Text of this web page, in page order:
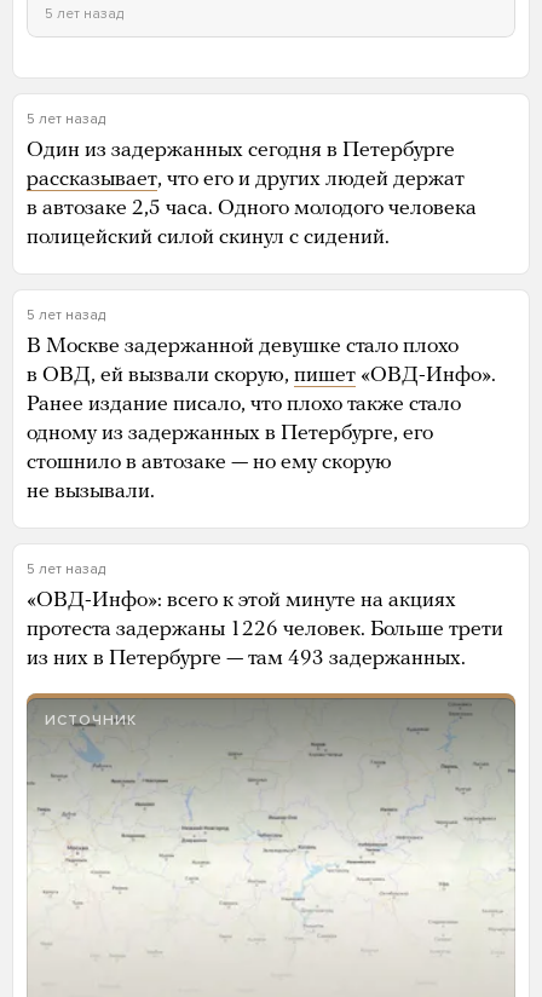
5 лет назад
5 лет назад
Один из задержанных сегодня в Петербурге
рассказывает, что его и других людей держат
в автозаке 2,5 часа. Одного молодого человека
полицейский силой скинул с сидений.
5 лет назад
В Москве задержанной девушке стало плохо
в ОВД, ей вызвали скорую, пишет «ОВД-Инфо».
Ранее издание писало, что плохо также стало
одному из задержанных в Петербурге, его
стошнило в автозаке — но ему скорую
не вызывали.
5 лет назад
«ОВД-Инфо»: всего к этой минуте на акциях
протеста задержаны 1226 человек. Больше трети
из них в Петербурге — там 493 задержанных.
ИСТОЧНИК